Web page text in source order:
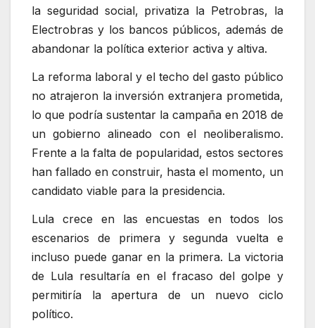
la seguridad social, privatiza la Petrobras, la
Electrobras y los bancos públicos, además de
abandonar la política exterior activa y altiva.
La reforma laboral y el techo del gasto público
no atrajeron la inversión extranjera prometida,
lo que podría sustentar la campaña en 2018 de
un gobierno alineado con el neoliberalismo.
Frente a la falta de popularidad, estos sectores
han fallado en construir, hasta el momento, un
candidato viable para la presidencia.
Lula crece en las encuestas en todos los
escenarios de primera y segunda vuelta e
incluso puede ganar en la primera. La victoria
de Lula resultaría en el fracaso del golpe y
permitiría la apertura de un nuevo ciclo
político.